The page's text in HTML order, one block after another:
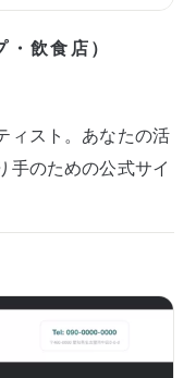
飲食店）
ィスト。あなたの活
手のための公式サイ